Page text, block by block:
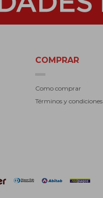
COMPRAR
Como comprar
Términos y condiciones